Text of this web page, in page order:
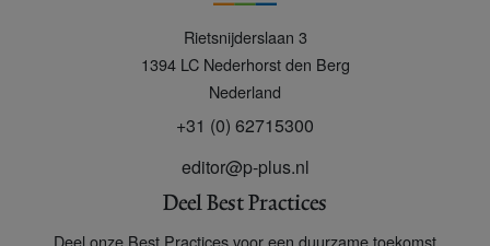
Rietsnijderslaan 3
1394 LC Nederhorst den Berg
Nederland
+31 (0) 62715300
editor@p-plus.nl
Deel Best Practices
Deel onze Best Practices voor een duurzame toekomst